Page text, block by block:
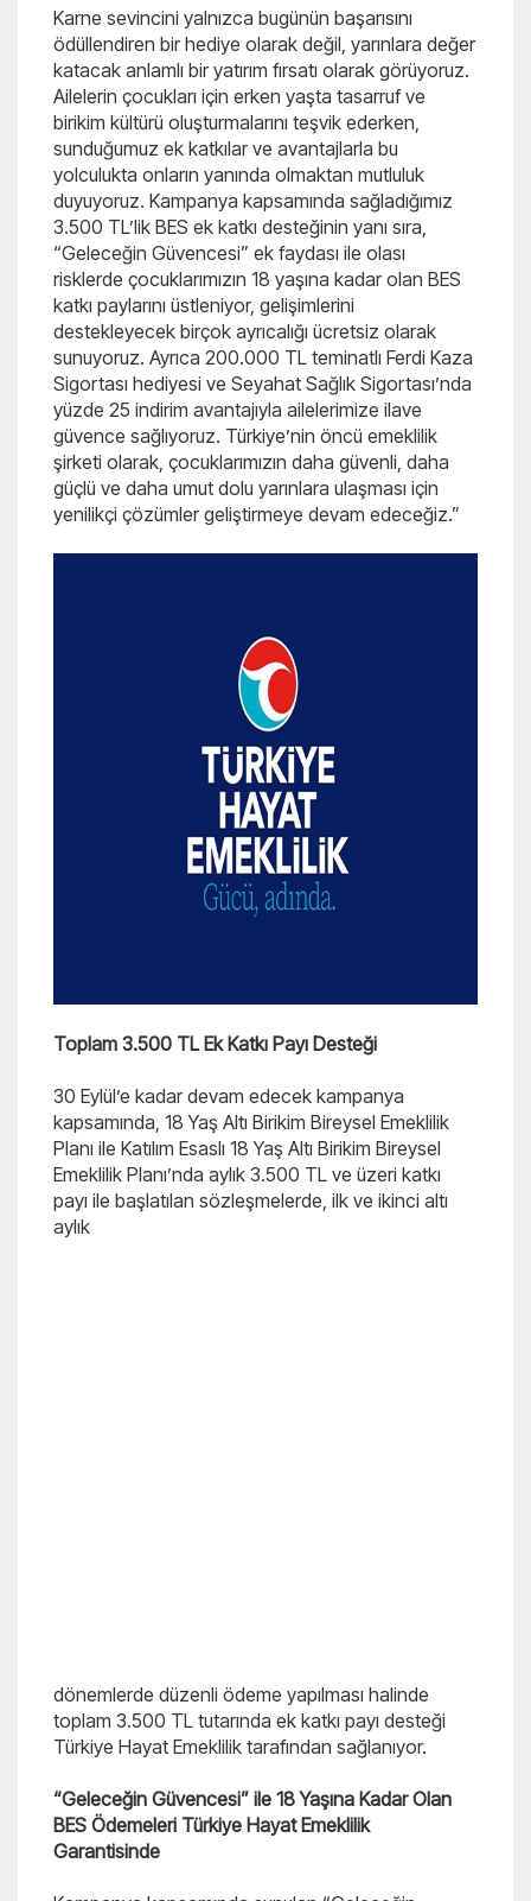
Karne sevincini yalnızca bugünün başarısını
ödüllendiren bir hediye olarak değil, yarınlara değer
katacak anlamlı bir yatırım fırsatı olarak görüyoruz.
Ailelerin çocukları için erken yaşta tasarruf ve
birikim kültürü oluşturmalarını teşvik ederken,
sunduğumuz ek katkılar ve avantajlarla bu
yolculukta onların yanında olmaktan mutluluk
duyuyoruz. Kampanya kapsamında sağladığımız
3.500 TL’lik BES ek katkı desteğinin yanı sıra,
“Geleceğin Güvencesi” ek faydası ile olası
risklerde çocuklarımızın 18 yaşına kadar olan BES
katkı paylarını üstleniyor, gelişimlerini
destekleyecek birçok ayrıcalığı ücretsiz olarak
sunuyoruz. Ayrıca 200.000 TL teminatlı Ferdi Kaza
Sigortası hediyesi ve Seyahat Sağlık Sigortası’nda
yüzde 25 indirim avantajıyla ailelerimize ilave
güvence sağlıyoruz. Türkiye’nin öncü emeklilik
şirketi olarak, çocuklarımızın daha güvenli, daha
güçlü ve daha umut dolu yarınlara ulaşması için
yenilikçi çözümler geliştirmeye devam edeceğiz.”
Toplam 3.500 TL Ek Katkı Payı Desteği
30 Eylül’e kadar devam edecek kampanya
kapsamında, 18 Yaş Altı Birikim Bireysel Emeklilik
Planı ile Katılım Esaslı 18 Yaş Altı Birikim Bireysel
Emeklilik Planı’nda aylık 3.500 TL ve üzeri katkı
payı ile başlatılan sözleşmelerde, ilk ve ikinci altı
aylık
dönemlerde düzenli ödeme yapılması halinde
toplam 3.500 TL tutarında ek katkı payı desteği
Türkiye Hayat Emeklilik tarafından sağlanıyor.
“Geleceğin Güvencesi” ile 18 Yaşına Kadar Olan
BES Ödemeleri Türkiye Hayat Emeklilik
Garantisinde